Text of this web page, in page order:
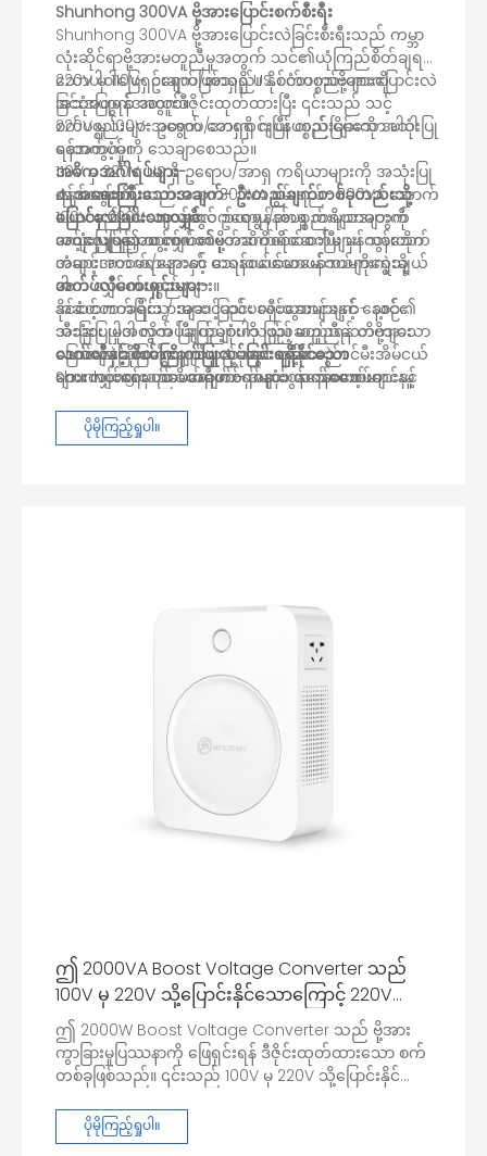
Shunhong 300VA ဗို့အားပြောင်းစက်စီးရီး
Shunhong 300VA ဗို့အားပြောင်းလဲခြင်းစီးရီးသည် ကမ္ဘာ
လုံးဆိုင်ရာဗို့အားမတူညီမှုအတွက် သင်၏ယုံကြည်စိတ်ချရ
သောပါဝါဖြေရှင်းချက်ဖြစ်သည်။ နိုင်ငံတကာဗို့အားပြောင်းလဲ
ခြင်းအတွက် အထူးဒီဇိုင်းထုတ်ထားပြီး ၎င်းသည် သင့်
စက်ပစ္စည်းများအတွက် ဘေးကင်းပြီး တည်ငြိမ်သော ပါဝါ
ထောက်ပံ့မှုကို သေချာစေသည်။
⚠️ အရေးကြီးသောအချက်- ဦးတည်ချက်တစ်ခုတည်းသို့
ပြောင်းလဲခြင်းသာလျှင်
ကျေးဇူးပြု၍ သင့်စက်၏ဗို့အားကိုစစ်ဆေးပြီး မှန်ကန်သော
အဆင့်အတက်/အောက် ထရန်စဖော်မာမော်ဒယ်ကိုရွေးချယ်
ပါ-
220V မှ 110V- ဥရောပ/အာရှရှိ US စက်ပစ္စည်းများကို
အသုံးပြုရန်အတွက်။
220V မှ 100V- ဥရောပ/အာရှရှိ ဂျပန်ပစ္စည်းများကို အသုံးပြု
ရန်အတွက်။
110V မှ 220V: US ရှိ ဥရောပ/အာရှ ကရိယာများကို အသုံးပြု
ရန်အတွက်။
100V မှ 220V- ဂျပန်တွင် ဥရောပ/အာရှ ကရိယာများကို
အသုံးပြုရန်အတွက်။
အဓိကအင်္ဂါရပ်များ-
ကျစ်လစ်သိပ်သည်းသော 300VA စွမ်းရည်- 300VA အောက်
ဝပ်ဝပ်နည်းပါးသော အီလက်ထရွန်နစ်ပစ္စည်းများအတွက်
သင့်လျော်သော၊ လျှပ်စစ်မုတ်ဆိတ်ရိတ်စက်များ၊ သွားတိုက်
တံများ၊ ကင်မရာများနှင့် သေးငယ်သောပန်ကာများကဲ့သို့
သော လျှပ်စစ်ပစ္စည်းများ။
အဆင့်တက်ခြင်း / အဆင့်ဆင်း လုပ်ဆောင်ချက်- သင်၏
သီးခြား ပါဝါ လိုအပ်ချက်များကို ဖြည့်ဆည်းရန် တိကျသော
ပြောင်းလဲခြင်း ရွေးချယ်မှု 4 ခုတွင် ရနိုင်သည်။
ဘေးကင်းရေး ပထမအချက်- အဆုံးစွန်သောဘေးကင်းမှု
တိုတောင်းသောလျှပ်စီးကြောင်းနှင့် ဖျစ်များကို တပ်ဆင်
ထားသည်။
အက်ပ်လီကေးရှင်းများ-
နိုင်ငံတကာခရီးသွားများ၊ ပြည်ပခရီးသွားများနှင့် နေ့စဉ်
အသုံးပြုမှုအတွက် ပြီးပြည့်စုံပါသည်။ မတူညီသောဗို့အား
ဒေသများကိုဖြတ်ကျော်သည့်အခါ သင့်စားပွဲတင်မီးအိမ်ငယ်
များ၊ လျှပ်စစ်မုတ်ဆိတ်ရိတ်စက်များ၊ လက်တော့ပ်များနှင့်
လက်လီနှင့် စိတ်ကြိုက်ပြုလုပ်ခြင်းရရှိနိုင်သော
Shunhong သည် ပရော်ဖက်ရှင်နယ် ထရန်စဖော်မာ
လက်လီရောင်းချသူများအတွက် ပြီးပြည့်စုံသော OEM/ODM
ဝန်ဆောင်မှုများ၊ စိတ်ကြိုက်ထုပ်ပိုးမှုနှင့် အစုလိုက်စျေးနှုန်း
ပိုမိုကြည့်ရှုပါ။
ဤ 2000VA Boost Voltage Converter သည်
100V မှ 220V သို့ပြောင်းနိုင်သောကြောင့် 220V
လိုအပ်သော စက်ပစ္စည်းများကို 100V ရှိသော နေရာ
များတွင် ပုံမှန်အသုံးပြုနိုင်ပါသည်။
ဤ 2000W Boost Voltage Converter သည် ဗို့အား
ကွာခြားမှုပြဿနာကို ဖြေရှင်းရန် ဒီဇိုင်းထုတ်ထားသော စက်
တစ်ခုဖြစ်သည်။ ၎င်းသည် 100V မှ 220V သို့ပြောင်းနိုင်
တွင် 220V လိုအပ်သော စက်ပစ္စည်းများကို ကောင်းစွာ
အသုံးပြုနိုင်ပါသည်။
ပိုမိုကြည့်ရှုပါ။